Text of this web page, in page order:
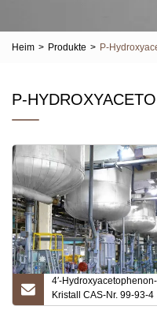
Heim > Produkte > P-
P-
4′-Hydroxyacetophenon-
Kristall CAS-Nr. 99-93-4
Bester Preis bei hoher